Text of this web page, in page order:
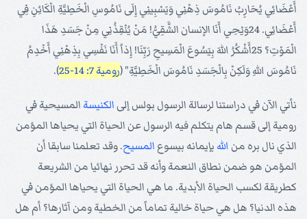
أَعْضَائِي يُحَارِبُ نَامُوسَ ذِهْنِي وَيَسْبِينِي إِلَى نَامُوسِ الْخَطِيَّةِ الْكَائِنِ فِي
أَعْضَائِي. 24وَيْحِي أَنَا الإنسان الشَّقِيُّ! مَنْ يُنْقِذُنِي مِنْ جَسَدِ هَذَا
الْمَوْتِ؟ 25أَشْكُرُ اللهَ بِيَسُوعَ الْمَسِيحِ رَبِّنَا! إِذاً أَنَا نَفْسِي بِذِهْنِي أَخْدِمُ
نَامُوسَ اللهِ وَلَكِنْ بِالْجَسَدِ نَامُوسَ الْخَطِيَّةِ" (رومية 7: 14-25 ).
نأتي الآن في دراستنا لرسالة الرسول بولس إلى الكنيسة المسيحية في
رومية إلى قسم هام يتكلم فيه الرسول عن الحياة التي يحياها المؤمن
الذي نال بره من الله بإيمانه بيسوع المسيح. وقد تعلمنا سابقا أن
المؤمن هو ضمن نطاق النعمة وأنه قد تحرر نهائيا من الشريعة
كطريقة لكسب الحياة الأبدية. ما هي الحياة التي يحياها المؤمن في
هذه الدنيا؟ هل هي حياة خالية تماماً من الخطية ومن آثارها؟ أم هل